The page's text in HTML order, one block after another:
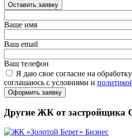
Оставить заявку
Ваше имя
Ваш email
Ваш телефон
Я даю свое согласие на
соглашаюсь с условиями и
Оформить заявку
Другие ЖК от застройщика
Бизнес